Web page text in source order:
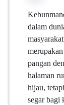
dalam
pangan
halaman
hijau,
segar bagi